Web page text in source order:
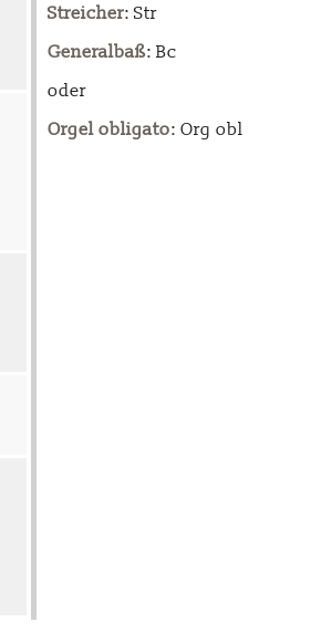
Streicher: Str
Generalbaß: Bc
oder
Orgel obligato: Org obl